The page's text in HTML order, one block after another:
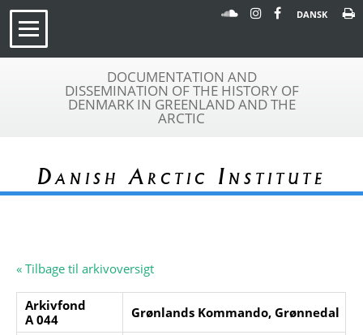
DANSK
DOCUMENTATION AND
DISSEMINATION OF THE HISTORY OF
DENMARK IN GREENLAND AND THE
ARCTIC
Danish Arctic Institute
« Tilbage til arkivoversigt
Arkivfond
A 044
Grønlands Kommando, Grønnedal